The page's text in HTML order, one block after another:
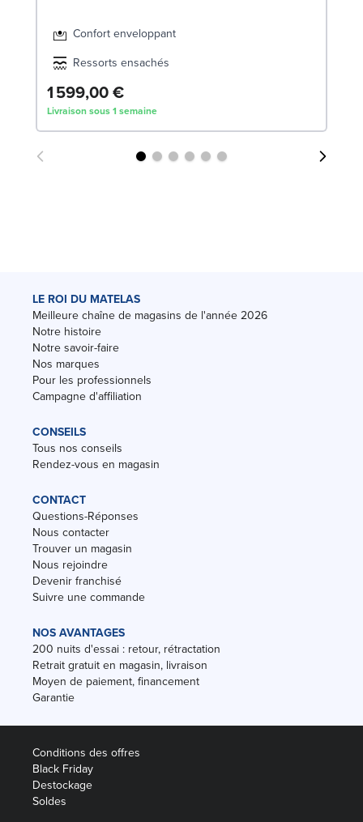
Confort enveloppant
Ressorts ensachés
1 599,00 €
Livraison sous 1 semaine
LE ROI DU MATELAS
Meilleure chaîne de magasins de l'année 2026
Notre histoire
Notre savoir-faire
Nos marques
Pour les professionnels
Campagne d'affiliation
CONSEILS
Tous nos conseils
Rendez-vous en magasin
CONTACT
Questions-Réponses
Nous contacter
Trouver un magasin
Nous rejoindre
Devenir franchisé
Suivre une commande
NOS AVANTAGES
200 nuits d'essai : retour, rétractation
Retrait gratuit en magasin, livraison
Moyen de paiement, financement
Garantie
Conditions des offres
Black Friday
Destockage
Soldes